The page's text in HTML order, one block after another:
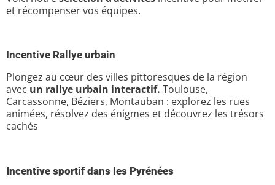
et récompenser vos équipes.
Incentive Rallye urbain
Plongez au cœur des villes pittoresques de la région
avec un rallye urbain interactif. Toulouse,
Carcassonne, Béziers, Montauban : explorez les rues
animées, résolvez des énigmes et découvrez les trésors
cachés
Incentive sportif dans les Pyrénées